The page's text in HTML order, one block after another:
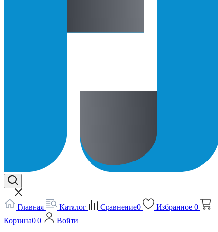
Главная Каталог Сравнение0 Избранное 0
Корзина0 0
Войти